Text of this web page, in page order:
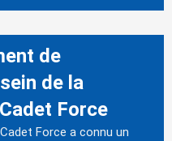
de
de la
Force
Force a connu un